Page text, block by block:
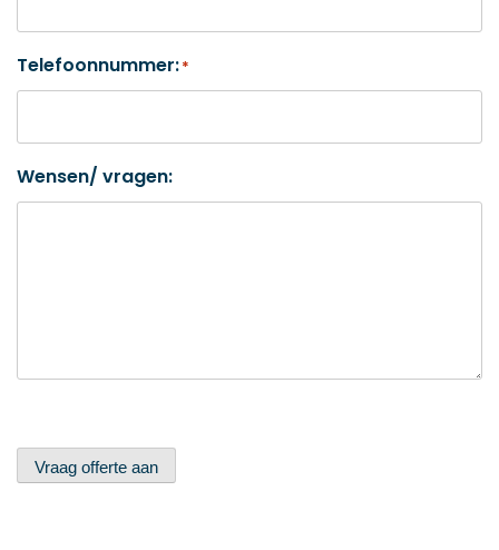
Telefoonnummer:*
Wensen/ vragen:
Vraag offerte aan